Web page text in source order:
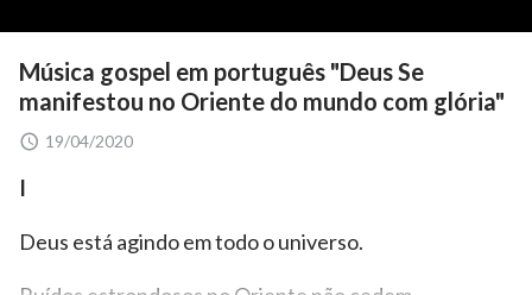
Música gospel em português "Deus Se
manifestou no Oriente do mundo com glória"
19/04/2020
I
Deus está agindo em todo o universo.